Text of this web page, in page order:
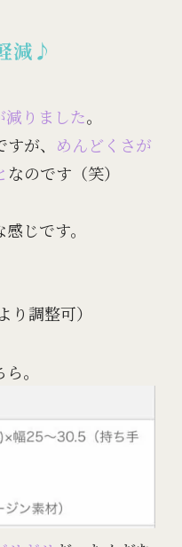
減♪
減りました。
が、 めんどくさが
なのです（笑）
じです。
り調整可）
。